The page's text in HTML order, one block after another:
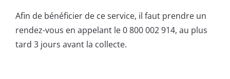
Afin de bénéficier de ce service, il faut prendre un
rendez-vous en appelant le 0 800 002 914, au plus
tard 3 jours avant la collecte.